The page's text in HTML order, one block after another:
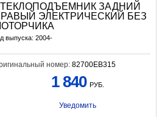
ЗАДНИЙ
ЭЛЕКТРИЧЕСКИЙ БЕЗ
выпуска: 2004-
номер: 82700EB315
1 840 РУБ.
Уведомить